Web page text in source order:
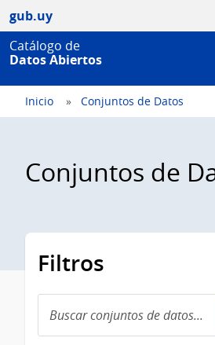
gub.uy
Catálogo de
Datos Abiertos
Inicio Conjuntos de Datos
Conjuntos de
Filtros
conjuntos
de